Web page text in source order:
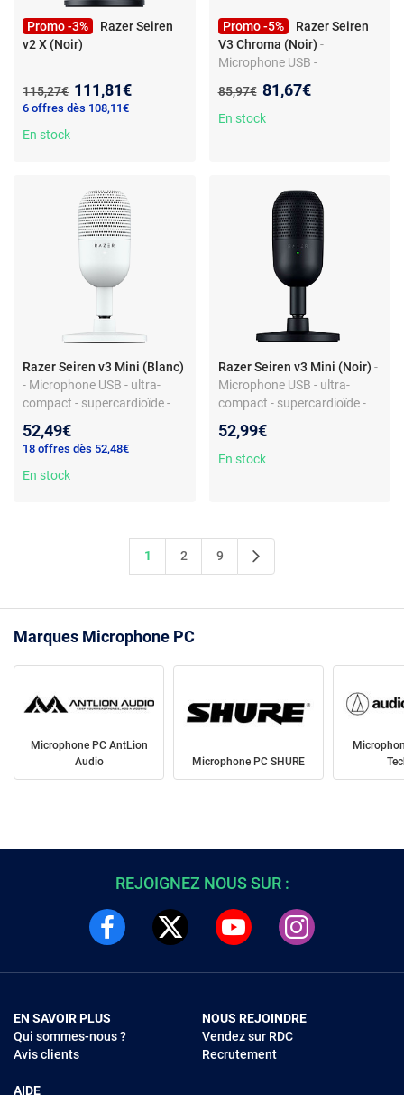
Promo -3%
Razer Seiren
v2 X (Noir)
Ancien prix :
115,27€ Nouveau prix :
111,81€
6 offres dès 108,11€
En stock
Promo -5%
Razer Seiren
V3 Chroma (Noir) -
Microphone USB -
Tap-to-Mute - LED Razer
Chroma RGB
Ancien prix :
85,97€ Nouveau prix :
81,67€
En stock
Razer Seiren v3 Mini (Blanc)
- Microphone USB - ultra-
compact - supercardioïde -
indicateur LED
52,49€
18 offres dès 52,48€
En stock
Razer Seiren v3 Mini (Noir) -
Microphone USB - ultra-
compact - supercardioïde -
indicateur LED
52,99€
En stock
1 2 9
Marques Microphone PC
Microphone PC AntLion
Audio
Microphone PC SHURE
REJOIGNEZ NOUS SUR :
EN SAVOIR PLUS
Qui sommes-nous ?
Avis clients
AIDE
NOUS REJOINDRE
Vendez sur RDC
Recrutement